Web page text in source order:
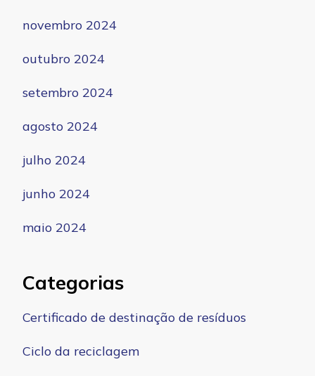
novembro 2024
outubro 2024
setembro 2024
agosto 2024
julho 2024
junho 2024
maio 2024
Categorias
Certificado de destinação de resíduos
Ciclo da reciclagem